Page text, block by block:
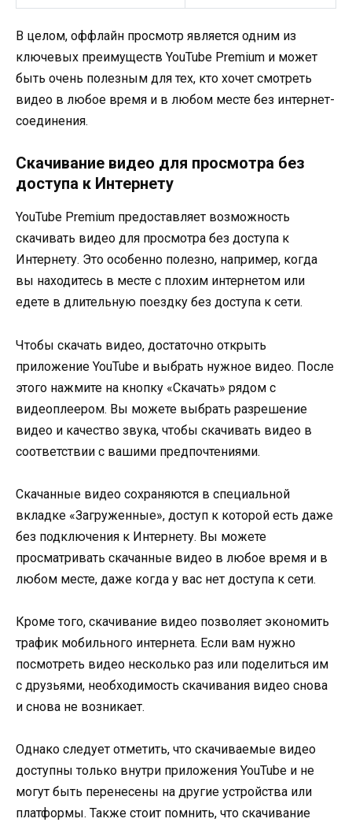
В целом, оффлайн просмотр является одним из
ключевых преимуществ YouTube Premium и может
быть очень полезным для тех, кто хочет смотреть
видео в любое время и в любом месте без интернет-
соединения.
Скачивание видео для просмотра без
доступа к Интернету
YouTube Premium предоставляет возможность
скачивать видео для просмотра без доступа к
Интернету. Это особенно полезно, например, когда
вы находитесь в месте с плохим интернетом или
едете в длительную поездку без доступа к сети.
Чтобы скачать видео, достаточно открыть
приложение YouTube и выбрать нужное видео. После
этого нажмите на кнопку «Скачать» рядом с
видеоплеером. Вы можете выбрать разрешение
видео и качество звука, чтобы скачивать видео в
соответствии с вашими предпочтениями.
Скачанные видео сохраняются в специальной
вкладке «Загруженные», доступ к которой есть даже
без подключения к Интернету. Вы можете
просматривать скачанные видео в любое время и в
любом месте, даже когда у вас нет доступа к сети.
Кроме того, скачивание видео позволяет экономить
трафик мобильного интернета. Если вам нужно
посмотреть видео несколько раз или поделиться им
с друзьями, необходимость скачивания видео снова
и снова не возникает.
Однако следует отметить, что скачиваемые видео
доступны только внутри приложения YouTube и не
могут быть перенесены на другие устройства или
платформы. Также стоит помнить, что скачивание